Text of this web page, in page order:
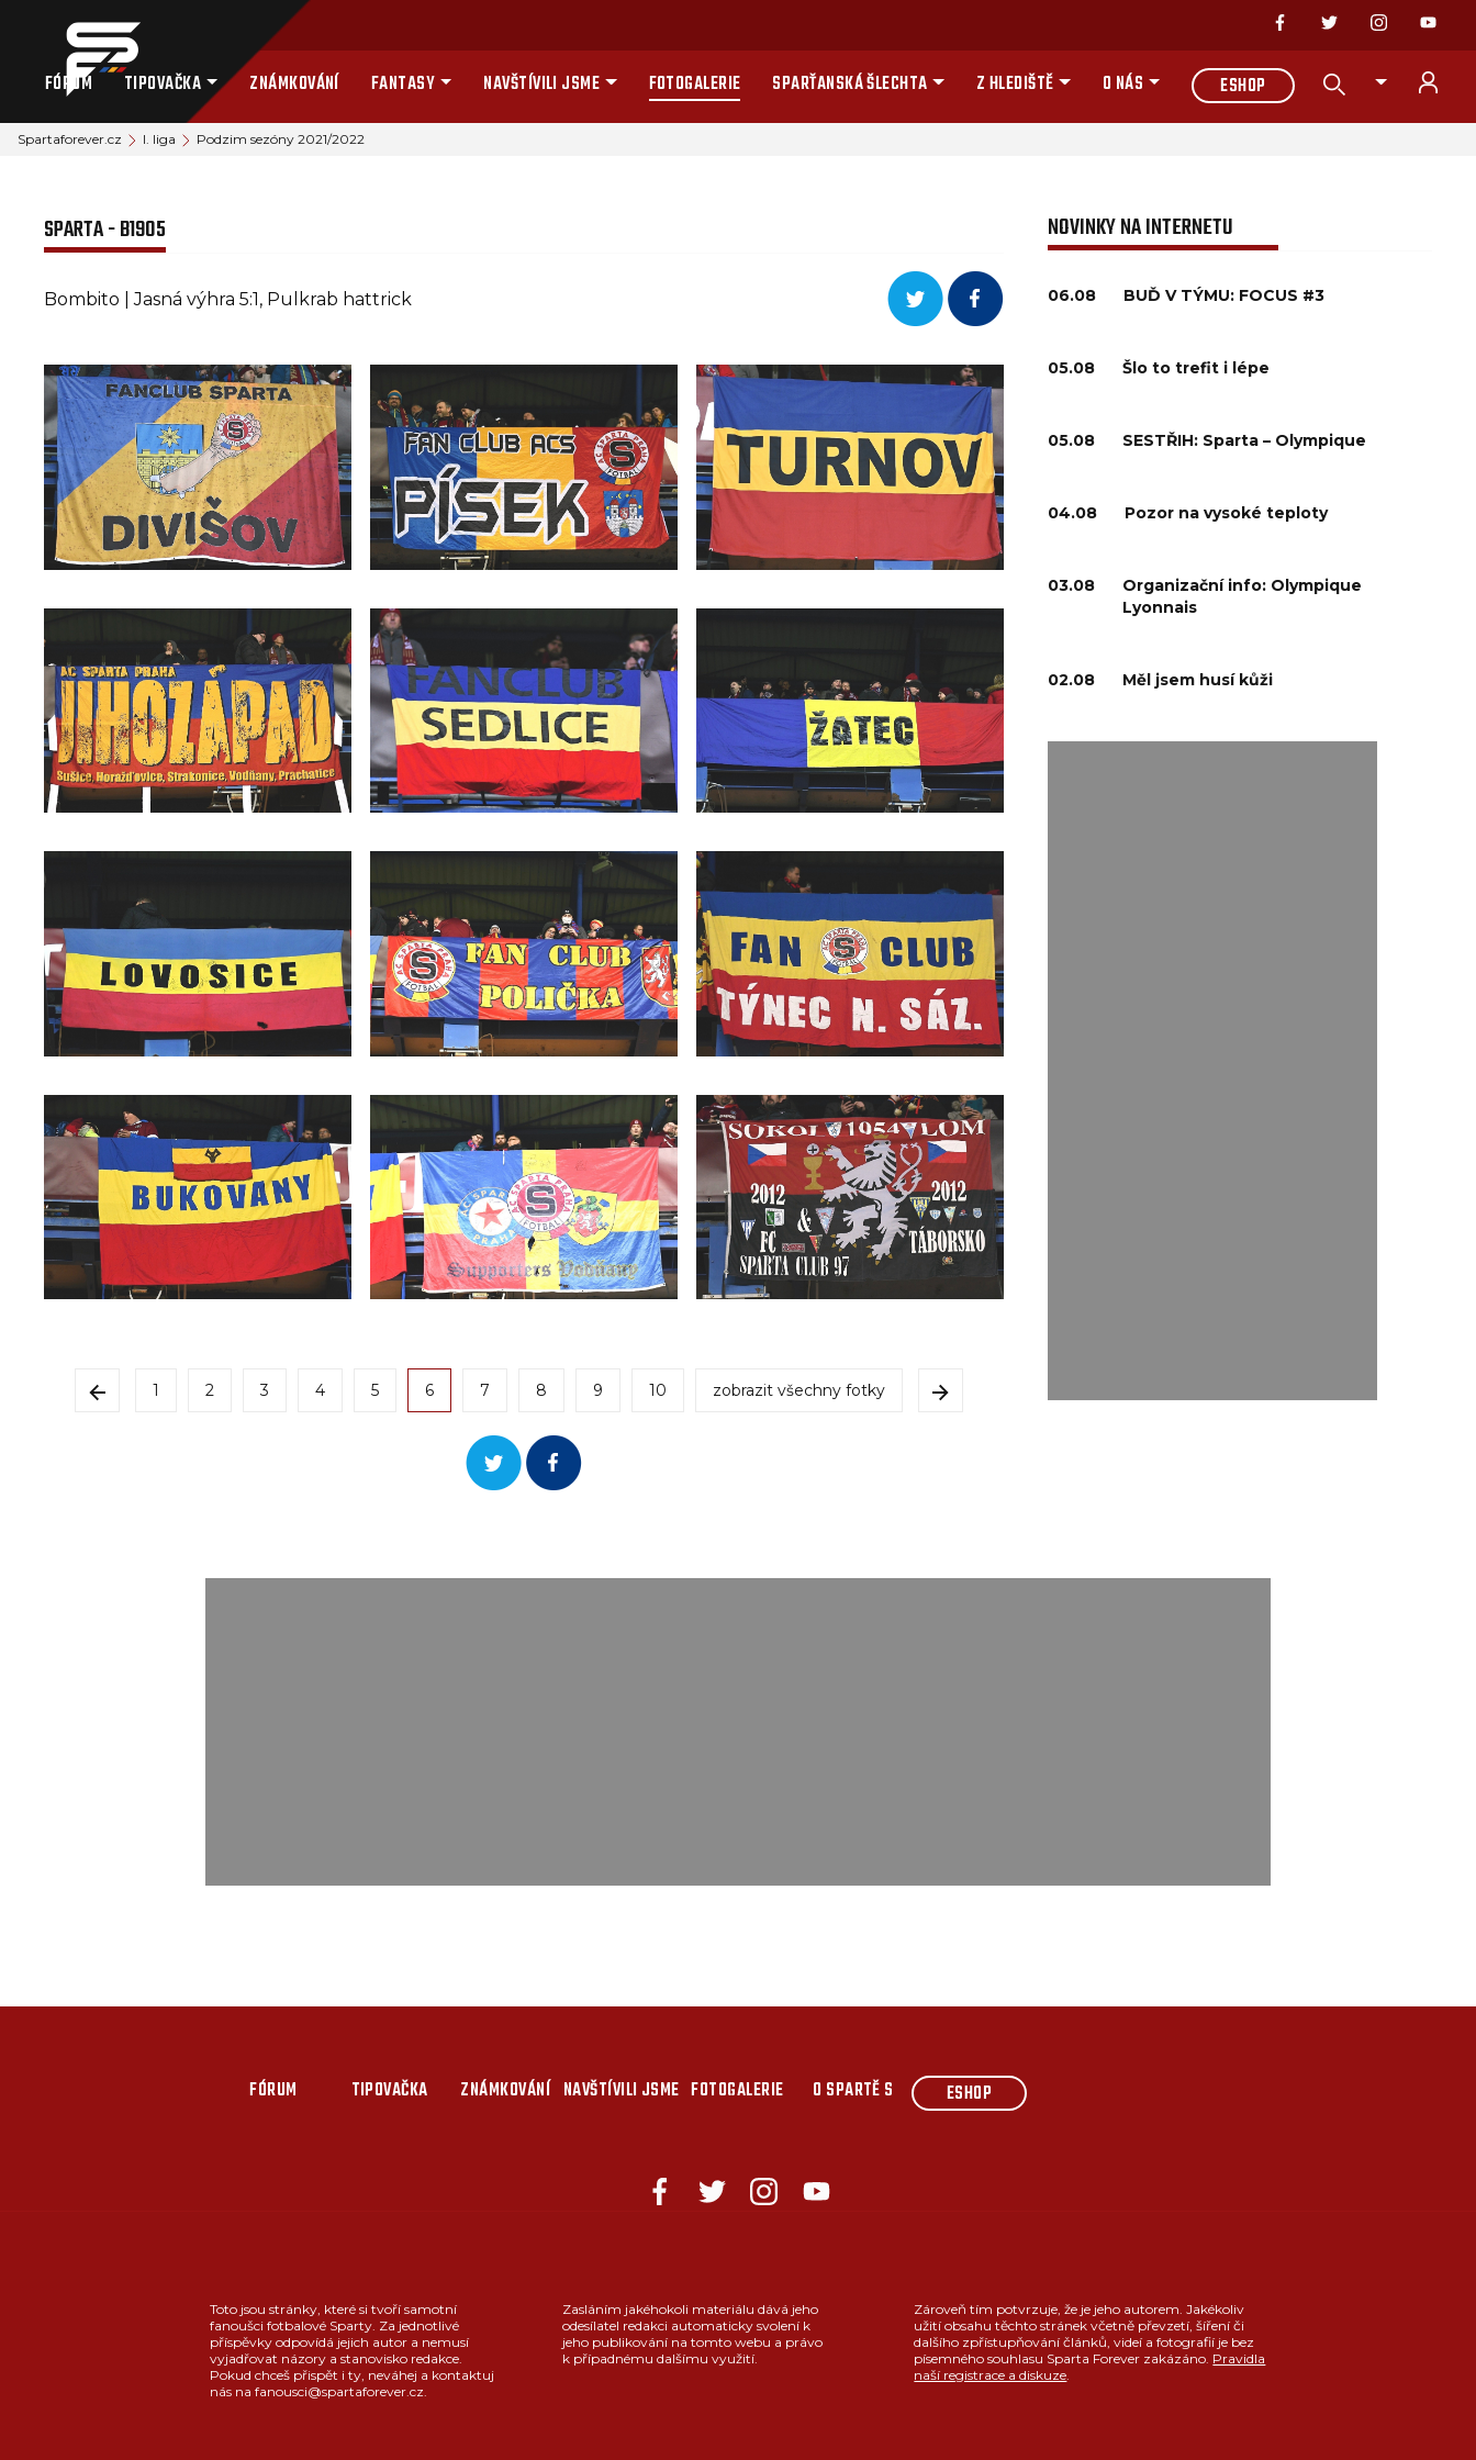
FÓRUM TIPOVAČKA ZNÁMKOVÁNÍ FANTASY NAVŠTÍVILI JSME FOTOGALERIE SPARŤANSKÁ ŠLECHTA Z HLEDIŠTĚ O NÁS ESHOP
Spartaforever.cz I. liga Podzim sezóny 2021/2022
SPARTA - B1905
Bombito | Jasná výhra 5:1, Pulkrab hattrick
1 2 3 4 5 6 7 8 9 10 zobrazit všechny fotky
NOVINKY NA INTERNETU
06.08 BUĎ V TÝMU: FOCUS #3
05.08 Šlo to trefit i lépe
05.08 SESTŘIH: Sparta – Olympique
04.08 Pozor na vysoké teploty
03.08
Organizační info: Olympique
Lyonnais
02.08 Měl jsem husí kůži
FÓRUM TIPOVAČKA ZNÁMKOVÁNÍ NAVŠTÍVILI JSME FOTOGALERIE O SPARTĚ S ESHOP
Toto jsou stránky, které si tvoří samotní
fanoušci fotbalové Sparty. Za jednotlivé
příspěvky odpovídá jejich autor a nemusí
vyjadřovat názory a stanovisko redakce.
Pokud chceš přispět i ty, neváhej a kontaktuj
nás na fanousci@spartaforever.cz.
Zasláním jakéhokoli materiálu dává jeho
odesílatel redakci automaticky svolení k
jeho publikování na tomto webu a právo
k případnému dalšímu využití.
Zároveň tím potvrzuje, že je jeho autorem. Jakékoliv
užití obsahu těchto stránek včetně převzetí, šíření či
dalšího zpřístupňování článků, videí a fotografií je bez
písemného souhlasu Sparta Forever zakázáno. Pravidla
naší registrace a diskuze